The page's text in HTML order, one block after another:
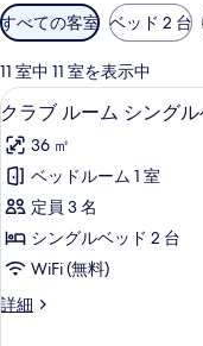
利
用
可
能
な
客
室
の
り
込
み
すべての客室 ベッド 2 台
11 室中 11 室を表示中
ク
ラ
ブ
ル
ー
ム
シ
ン
10
クラブ ルーム シング
36 ㎡
ベッドルーム 1 室
定員 3 名
シングルベッド 2 台
WiFi (無料)
詳細
ク